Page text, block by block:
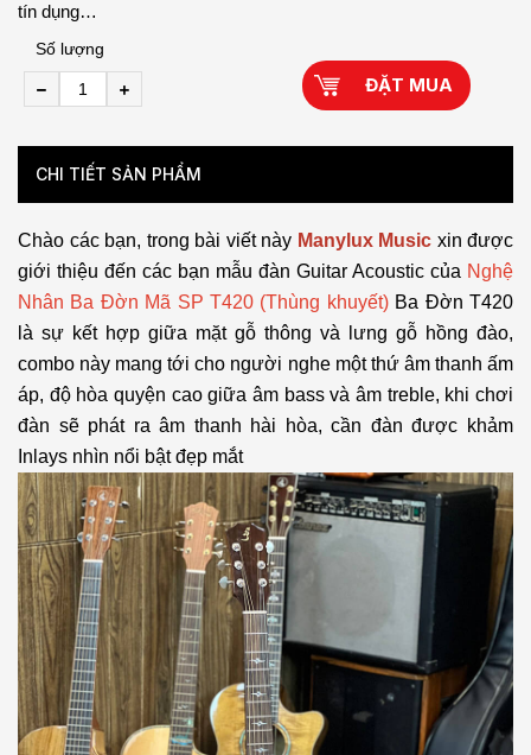
tín dụng…
Số lượng
ĐẶT MUA
CHI TIẾT SẢN PHẨM
Chào các bạn, trong bài viết này Manylux Music xin được
giới thiệu đến các bạn mẫu đàn Guitar Acoustic của Nghệ
Nhân Ba Đờn Mã SP T420 (Thùng khuyết)Ba Đờn T420
là sự kết hợp giữa mặt gỗ thông và lưng gỗ hồng đào,
combo này mang tới cho người nghe một thứ âm thanh ấm
áp, độ hòa quyện cao giữa âm bass và âm treble, khi chơi
đàn sẽ phát ra âm thanh hài hòa, cần đàn được khảm
Inlays nhìn nổi bật đẹp mắt